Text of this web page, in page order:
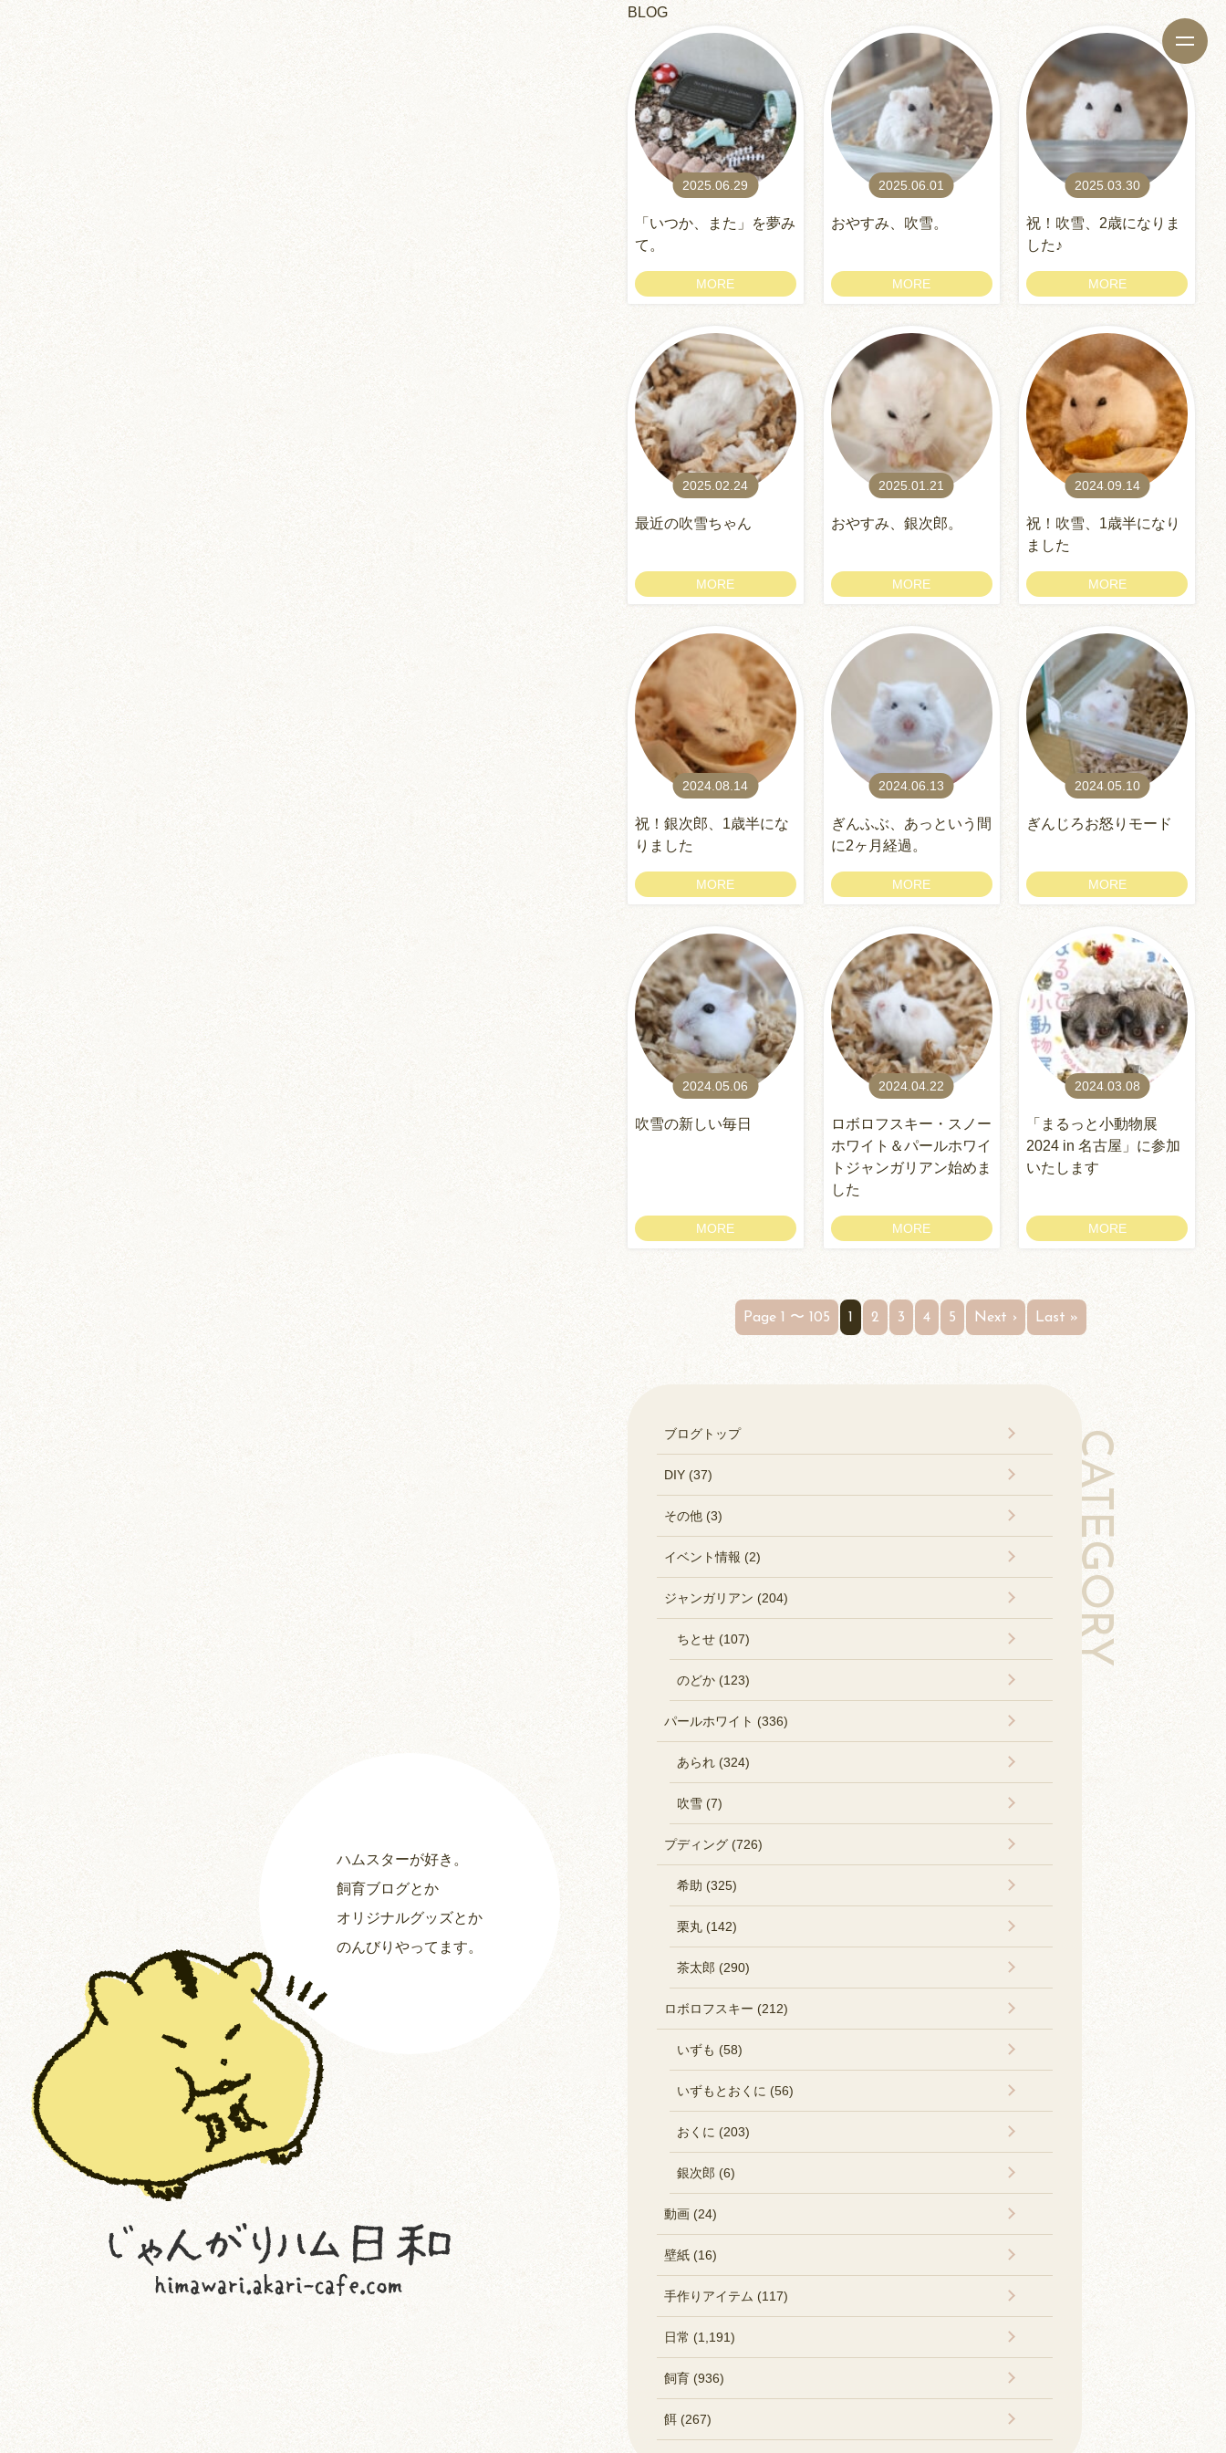
ハムスターが好き。
飼育ブログとか
オリジナルグッズとか
のんびりやってます。
BLOG
2025.06.29
「いつか、また」を夢み
て。
MORE
2025.06.01
おやすみ、吹雪。
MORE
2025.03.30
祝！吹雪、2歳になりま
した♪
MORE
2025.02.24
最近の吹雪ちゃん
MORE
2025.01.21
おやすみ、銀次郎。
MORE
2024.09.14
祝！吹雪、1歳半になり
ました
MORE
2024.08.14
祝！銀次郎、1歳半にな
りました
MORE
2024.06.13
ぎんふぶ、あっという間
に2ヶ月経過。
MORE
2024.05.10
ぎんじろお怒りモード
MORE
2024.05.06
吹雪の新しい毎日
MORE
2024.04.22
ロボロフスキー・スノー
ホワイト＆パールホワイ
トジャンガリアン始めま
した
MORE
2024.03.08
「まるっと小動物展
2024 in 名古屋」に参加
いたします
MORE
Page 1 〜 105 1 2 3 4 5 Next › Last »
CATEGORY
ブログトップ
DIY (37)
その他 (3)
イベント情報 (2)
ジャンガリアン (204)
ちとせ (107)
のどか (123)
パールホワイト (336)
あられ (324)
吹雪 (7)
プディング (726)
希助 (325)
栗丸 (142)
茶太郎 (290)
ロボロフスキー (212)
いずも (58)
いずもとおくに (56)
おくに (203)
銀次郎 (6)
動画 (24)
壁紙 (16)
手作りアイテム (117)
日常 (1,191)
飼育 (936)
餌 (267)